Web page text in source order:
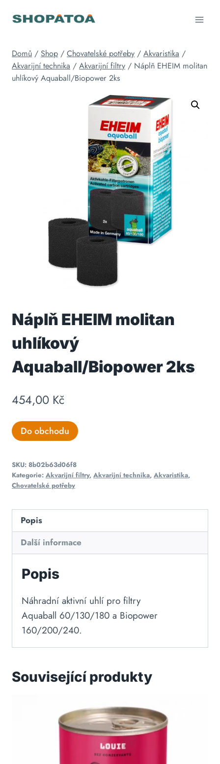
Domů / Shop / Chovatelské potřeby / Akvaristika /
Akvarijní technika / Akvarijní filtry / Náplň EHEIM molitan
uhlíkový Aquaball/Biopower 2ks
Náplň EHEIM molitan
uhlíkový
Aquaball/Biopower 2ks
454,00 Kč
Do obchodu
SKU: 8b02b63d06f8
Kategorie: Akvarijní filtry, Akvarijní technika, Akvaristika,
Chovatelské potřeby
Popis
Další informace
Popis
Náhradní aktivní uhlí pro filtry
Aquaball 60/130/180 a Biopower
160/200/240.
Související produkty